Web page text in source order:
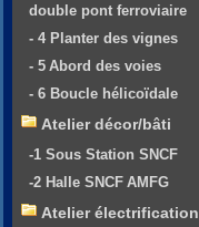
double pont ferroviaire
- 4 Planter des vignes
- 5 Abord des voies
- 6 Boucle hélicoïdale
Atelier décor/bâti
-1 Sous Station SNCF
-2 Halle SNCF AMFG
Atelier électrification